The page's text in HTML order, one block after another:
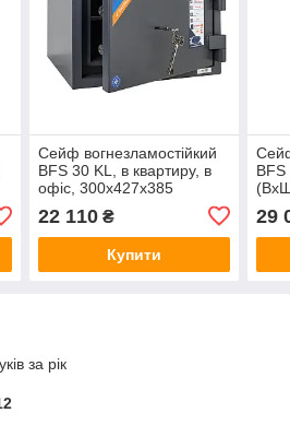
Сейф вогнезламостійкий
BFS 30 KL, в квартиру, в
офіс, 300х427х385
замком
22 110₴
Купити
для
29
за рік